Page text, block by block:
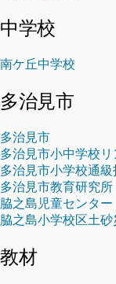
中学校
南ケ丘中学校
多治見市
多治見市
多治見市小中学校
多治見市小学校通
多治見市教育研究所
脇之島児童センター
脇之島小学校区土
教材